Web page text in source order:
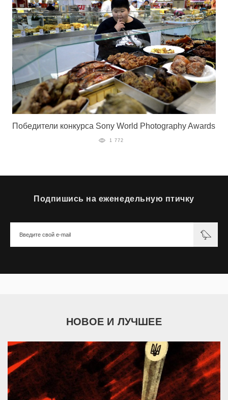
Победители конкурса Sony World Photography Awards
1 772
Подпишись на еженедельную птичку
НОВОЕ И ЛУЧШЕЕ